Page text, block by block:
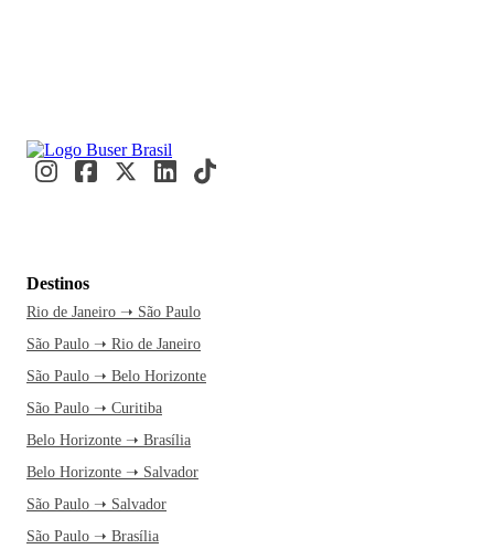
Destinos
Rio de Janeiro ➝ São Paulo
São Paulo ➝ Rio de Janeiro
São Paulo ➝ Belo Horizonte
São Paulo ➝ Curitiba
Belo Horizonte ➝ Brasília
Belo Horizonte ➝ Salvador
São Paulo ➝ Salvador
São Paulo ➝ Brasília